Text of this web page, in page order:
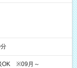
OK ※09月～